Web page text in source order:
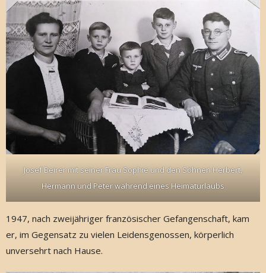
Josef Beirer mit seiner Frau Sophie und den Söhnen Herbert,
Hermann und Peter während eines Heimaturlaubs
1947, nach zweijähriger französischer Gefangenschaft, kam
er, im Gegensatz zu vielen Leidensgenossen, körperlich
unversehrt nach Hause.